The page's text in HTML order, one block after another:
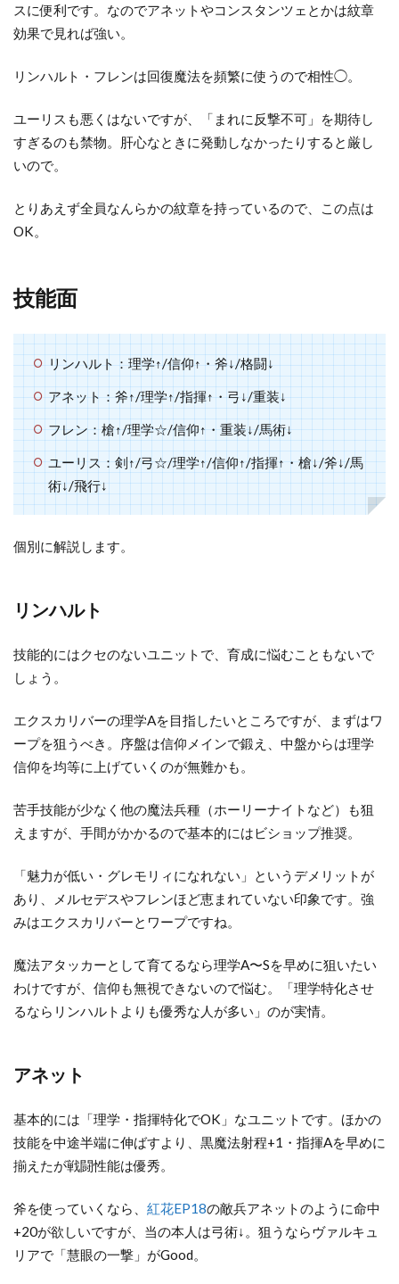
ト
に
7
ル
ー
別
考
紅花
7.2
銀雪
7.3
蒼月
7.4
翠風
8
わ
スに便利です。なのでアネットやコンスタンツェとかは紋章
効果で見れば強い。
リンハルト・フレンは回復魔法を頻繁に使うので相性◯。
ユーリスも悪くはないですが、「まれに反撃不可」を期待し
すぎるのも禁物。肝心なときに発動しなかったりすると厳し
いので。
とりあえず全員なんらかの紋章を持っているので、この点は
OK。
技能面
リンハルト：理学↑/信仰↑・斧↓/格闘↓
アネット：斧↑/理学↑/指揮↑・弓↓/重装↓
フレン：槍↑/理学☆/信仰↑・重装↓/馬術↓
ユーリス：剣↑/弓☆/理学↑/信仰↑/指揮↑・槍↓/斧↓/馬
術↓/飛行↓
個別に解説します。
リンハルト
技能的にはクセのないユニットで、育成に悩むこともないで
しょう。
エクスカリバーの理学Aを目指したいところですが、まずはワ
ープを狙うべき。序盤は信仰メインで鍛え、中盤からは理学
信仰を均等に上げていくのが無難かも。
苦手技能が少なく他の魔法兵種（ホーリーナイトなど）も狙
えますが、手間がかかるので基本的にはビショップ推奨。
「魅力が低い・グレモリィになれない」というデメリットが
あり、メルセデスやフレンほど恵まれていない印象です。強
みはエクスカリバーとワープですね。
魔法アタッカーとして育てるなら理学A〜Sを早めに狙いたい
わけですが、信仰も無視できないので悩む。「理学特化させ
るならリンハルトよりも優秀な人が多い」のが実情。
アネット
基本的には「理学・指揮特化でOK」なユニットです。ほかの
技能を中途半端に伸ばすより、黒魔法射程+1・指揮Aを早めに
揃えたが戦闘性能は優秀。
斧を使っていくなら、 紅花EP18の敵兵アネットのように命中
+20が欲しいですが、当の本人は弓術↓。狙うならヴァルキュ
リアで「慧眼の一撃」がGood。